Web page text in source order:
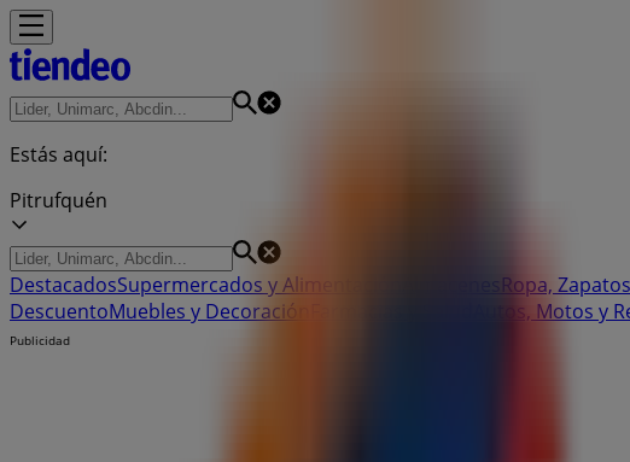
Estás aquí:
Pitrufquén
DestacadosSupermercados y Alimentación Ropa,
DescuentoMuebles y Decoración Autos, Motos y
Publicidad